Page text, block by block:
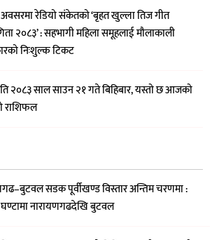
रेडियो संकेतको ‘बृहत खुल्ला तिज गीत
२०८३’ : सहभागी महिला समूहलाई मौलाकाली
निःशुल्क टिकट
२०८३ साल साउन २१ गते बिहिबार, यस्तो छ आजको
राशिफल
सडक पूर्वीखण्ड विस्तार अन्तिम चरणमा :
नारायणगढदेखि बुटवल